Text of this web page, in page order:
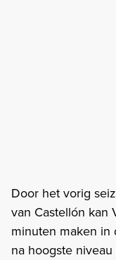
Door het vorig
van Castellón kan
minuten maken in
na hoogste